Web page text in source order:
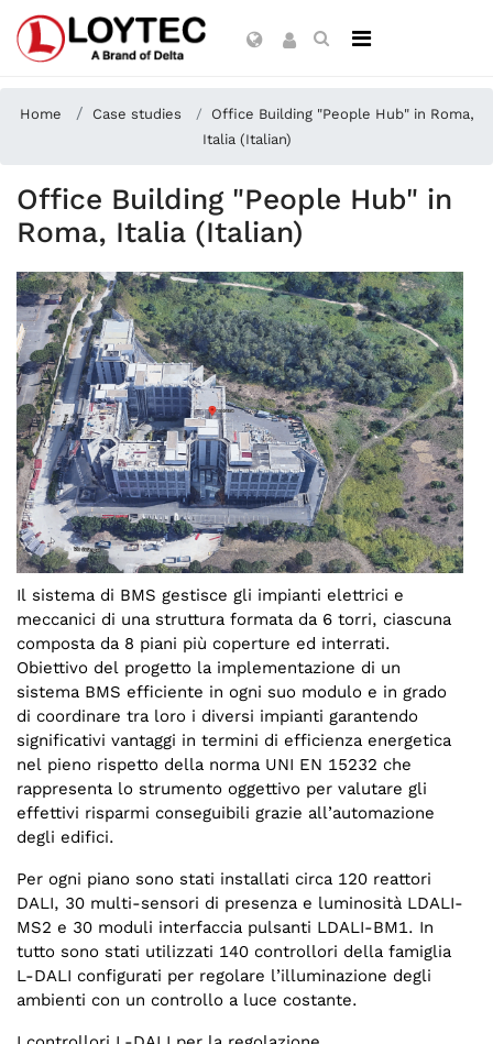
Home Case studies
Office Building "People Hub" in Roma,
Italia (Italian)
Office Building "People Hub" in
Roma, Italia (Italian)
Il sistema di BMS gestisce gli impianti elettrici e
meccanici di una struttura formata da 6 torri, ciascuna
composta da 8 piani più coperture ed interrati.
Obiettivo del progetto la implementazione di un
sistema BMS efficiente in ogni suo modulo e in grado
di coordinare tra loro i diversi impianti garantendo
significativi vantaggi in termini di efficienza energetica
nel pieno rispetto della norma UNI EN 15232 che
rappresenta lo strumento oggettivo per valutare gli
effettivi risparmi conseguibili grazie all’automazione
degli edifici.
Per ogni piano sono stati installati circa 120 reattori
DALI, 30 multi-sensori di presenza e luminosità LDALI-
MS2 e 30 moduli interfaccia pulsanti LDALI-BM1. In
tutto sono stati utilizzati 140 controllori della famiglia
L-DALI configurati per regolare l’illuminazione degli
ambienti con un controllo a luce costante.